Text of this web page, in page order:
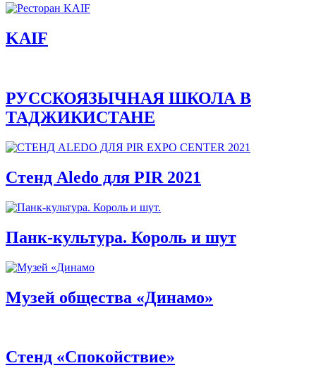
KAIF
РУССКОЯЗЫЧНАЯ ШКОЛА В
ТАДЖИКИСТАНЕ
Стенд Aledo для PIR 2021
Панк-культура. Король и шут
Музей общества «Динамо»
Стенд «Спокойствие»